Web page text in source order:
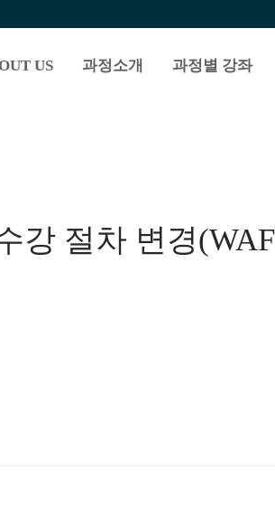
US 과정소개 과정별 강좌
강 절차 변경